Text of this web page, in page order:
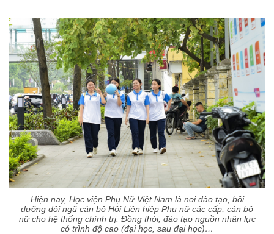
Hiện nay, Học viện Phụ Nữ Việt Nam là nơi đào tạo, bồi
dưỡng đội ngũ cán bộ Hội Liên hiệp Phụ nữ các cấp, cán bộ
nữ cho hệ thống chính trị. Đồng thời, đào tạo nguồn nhân lực
có trình độ cao (đại học, sau đại học)…